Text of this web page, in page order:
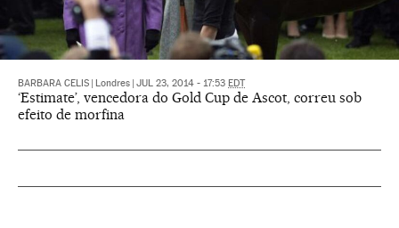
BARBARA CELIS Londres JUL 23, 2014 - 17:53 EDT
‘Estimate’, vencedora do Gold Cup de Ascot, correu sob
efeito de morfina